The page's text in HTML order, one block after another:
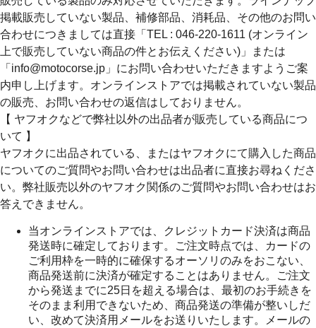
掲載販売していない製品、補修部品、消耗品、その他のお問い
合わせにつきましては直接「TEL : 046-220-1611 (オンライン
上で販売していない商品の件とお伝えください)」または
「info@motocorse.jp」にお問い合わせいただきますようご案
内申し上げます。オンラインストアでは掲載されていない製品
の販売、お問い合わせの返信はしておりません。
【 ヤフオクなどで弊社以外の出品者が販売している商品につ
いて 】
ヤフオクに出品されている、またはヤフオクにて購入した商品
についてのご質問やお問い合わせは出品者に直接お尋ねくださ
い。弊社販売以外のヤフオク関係のご質問やお問い合わせはお
答えできません。
当オンラインストアでは、クレジットカード決済は商品
発送時に確定しております。ご注文時点では、カードの
ご利用枠を一時的に確保するオーソリのみをおこない、
商品発送前に決済が確定することはありません。ご注文
から発送までに25日を超える場合は、最初のお手続きを
そのまま利用できないため、商品発送の準備が整いしだ
い、改めて決済用メールをお送りいたします。メールの